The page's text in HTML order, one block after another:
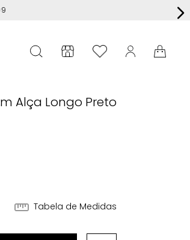
Alça Longo Preto
Tabela de Medidas